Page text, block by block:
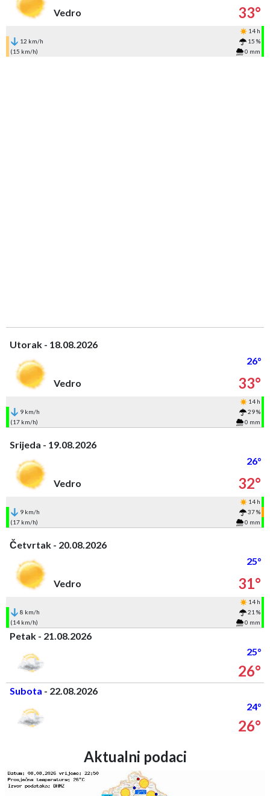
Vedro 33°
14 h
12 km/h
15 %
(15 km/h)
0 mm
Utorak - 18.08.2026
26°
Vedro
33°
14 h
9 km/h
29 %
(17 km/h)
0 mm
Srijeda - 19.08.2026
26°
Vedro
32°
14 h
9 km/h
37 %
(17 km/h)
0 mm
Četvrtak - 20.08.2026
25°
Vedro
31°
14 h
8 km/h
21 %
(14 km/h)
0 mm
Petak - 21.08.2026
25°
26°
Subota - 22.08.2026
24°
26°
Aktualni podaci